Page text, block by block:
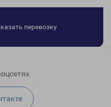
перевозку